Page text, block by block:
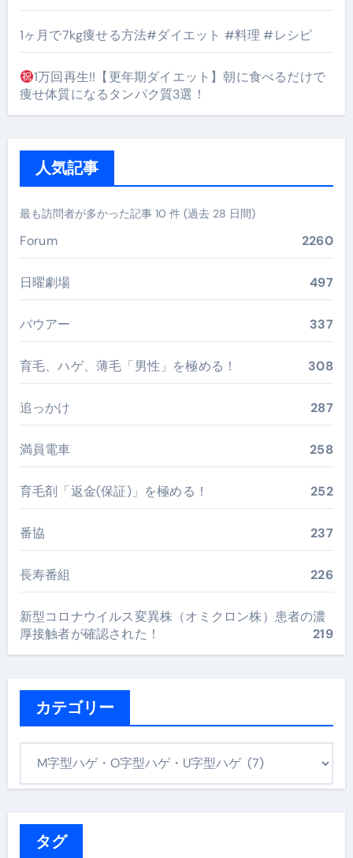
1ヶ月で7kg痩せる方法#ダイエット #料理 #レシピ
1万回再生!!【更年期ダイエット】朝に食べるだけで
痩せ体質になるタンパク質3選！
人気記事
最も訪問者が多かった記事 10 件 (過去 28 日間)
Forum 2260
日曜劇場 497
バウアー 337
育毛、ハゲ、薄毛「男性」を極める！ 308
追っかけ 287
満員電車 258
育毛剤「返金(保証)」を極める！ 252
番協 237
長寿番組 226
新型コロナウイルス変異株（オミクロン株）患者の濃
厚接触者が確認された！
219
カテゴリー
タグ